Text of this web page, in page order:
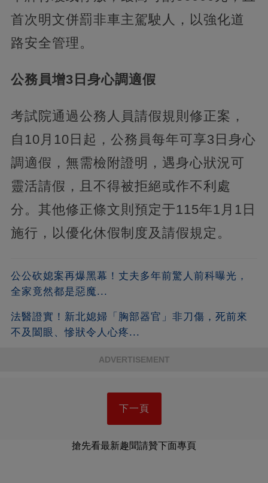
首次明文併罰非車主駕駛人，以強化道
路安全管理。
公務員增3日身心調適假
考試院通過公務人員請假規則修正案，
自10月10日起，公務員每年可享3日身心
調適假，無需檢附證明，遇身心狀況可
靈活請假，且不得被拒絕或作不利處
分。其他修正條文則預定于115年1月1日
施行，以優化休假制度及請假規定。
公公砍媳案再爆黑幕！丈夫多年前驚人前科曝光，
全家竟然都是惡魔...
法醫證實！新北媳婦「胸部器官」非刀傷，死前來
不及闔眼、慘狀令人心疼...
ADVERTISEMENT
下一頁
搶先看最新趣聞請贊下面專頁